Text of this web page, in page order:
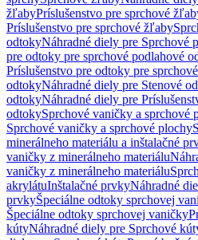
žľabyPríslušenstvo pre sprchové
Príslušenstvo pre sprchové žľaby
odtokyNáhradné diely pre Sprchové
pre odtoky pre sprchové podlahové
Príslušenstvo pre odtoky pre
odtokyNáhradné diely pre Stenové
odtokyNáhradné diely pre
odtokySprchové vaničky a sprchové
Sprchové vaničky a sprchové plochy
minerálneho materiálu a inštalačné
vaničky z minerálneho materiálu
vaničky z minerálneho materiálu
akrylátuInštalačné prvkyNáhradné
prvkyŠpeciálne odtoky sprchovej
Špeciálne odtoky sprchovej vaničky
kútyNáhradné diely pre Sprchové